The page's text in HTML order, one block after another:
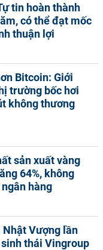
tin hoàn thành
có thể đạt mốc
thuận lợi
Bitcoin: Giới
trường bốc hơi
không thương
sản xuất vàng
64%, không
hàng
Nhật Vượng lần
thái Vingroup